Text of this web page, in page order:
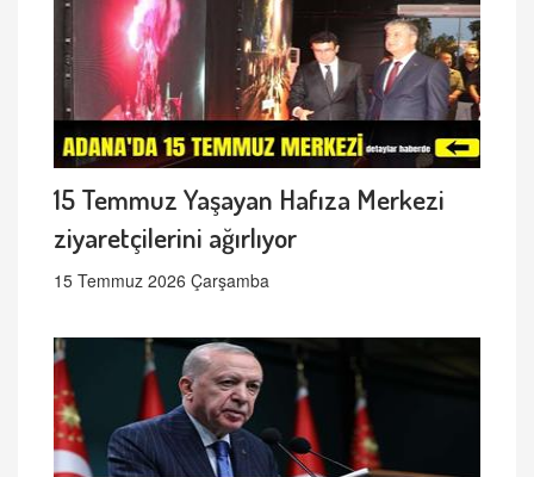
15 Temmuz Yaşayan Hafıza Merkezi
ziyaretçilerini ağırlıyor
15 Temmuz 2026 Çarşamba